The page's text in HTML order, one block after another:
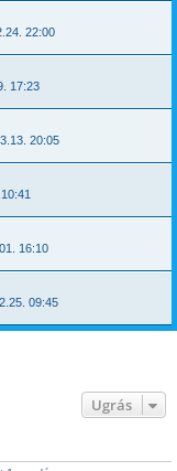
22:00
17:23
20:05
16:10
09:45
Ugrás